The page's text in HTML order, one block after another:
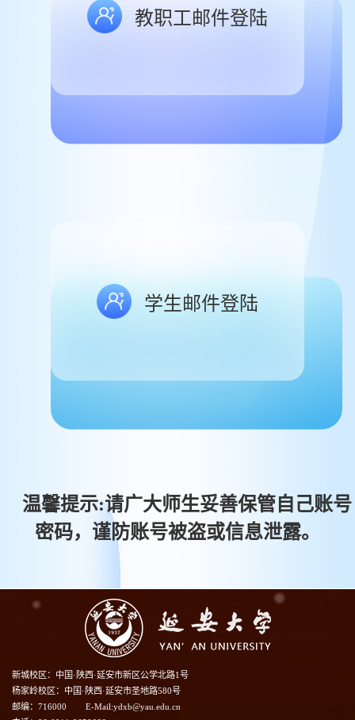
教职工邮件登陆
学生邮件登陆
温馨提示:请广大师生妥善保管自己账号
密码，谨防账号被盗或信息泄露。
新城校区：中国·陕西·延安市新区公学北路1号
杨家岭校区：中国·陕西·延安市圣地路580号
邮编：716000
E-Mail:ydxb@yau.edu.cn